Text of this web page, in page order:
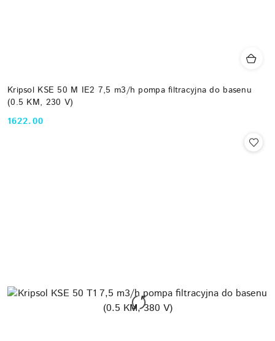
Kripsol KSE 50 M IE2 7,5 m3/h pompa filtracyjna do basenu
(0.5 KM, 230 V)
Cena:
1622.00